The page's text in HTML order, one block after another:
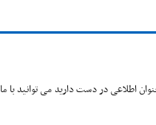
اطلاعی در دست دارید می توانید با